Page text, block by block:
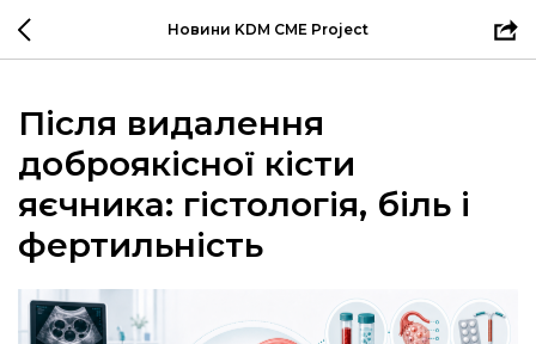
Новини KDM CME Project
Після видалення
доброякісної кісти
яєчника: гістологія, біль і
фертильність